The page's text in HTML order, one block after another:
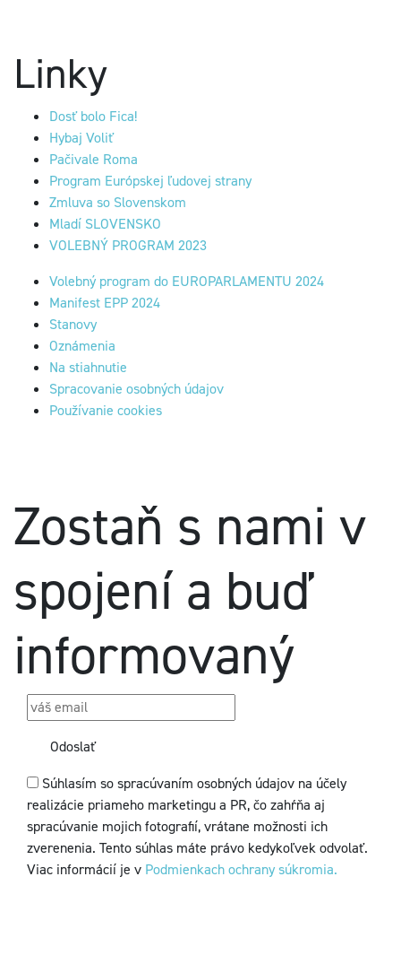
Linky
Dosť bolo Fica!
Hybaj Voliť
Pačivale Roma
Program Európskej ľudovej strany
Zmluva so Slovenskom
Mladí SLOVENSKO
VOLEBNÝ PROGRAM 2023
Volebný program do EUROPARLAMENTU 2024
Manifest EPP 2024
Stanovy
Oznámenia
Na stiahnutie
Spracovanie osobných údajov
Používanie cookies
Zostaň s nami v
spojení a buď
informovaný
Odoslať
Súhlasím so spracúvaním osobných údajov na účely
realizácie priameho marketingu a PR, čo zahŕňa aj
spracúvanie mojich fotografií, vrátane možnosti ich
zverenenia. Tento súhlas máte právo kedykoľvek odvolať.
Viac informácií je v Podmienkach ochrany súkromia.